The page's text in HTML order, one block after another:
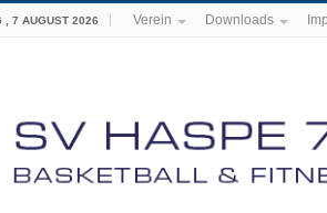
, 7 AUGUST 2026 Verein Downloads